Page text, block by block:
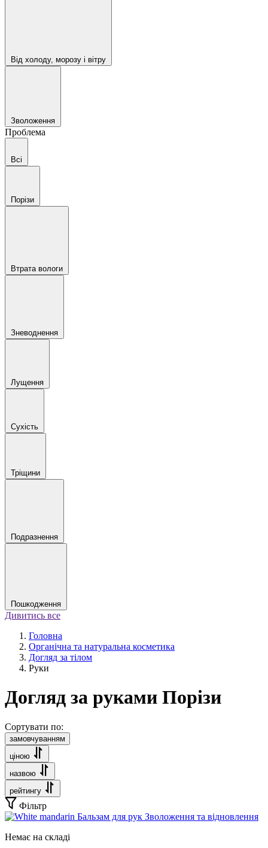
Від холоду, морозу і вітру
Зволоження
Проблема
Всі
Порізи
Втрата вологи
Зневоднення
Лущення
Сухість
Тріщини
Подразнення
Пошкодження
Дивитись все
Головна
Органічна та натуральна косметика
Догляд за тілом
Руки
Догляд за руками Порізи
Сортувати по:
замовчуванням
ціною
назвою
рейтингу
Фільтр
Немає на складі